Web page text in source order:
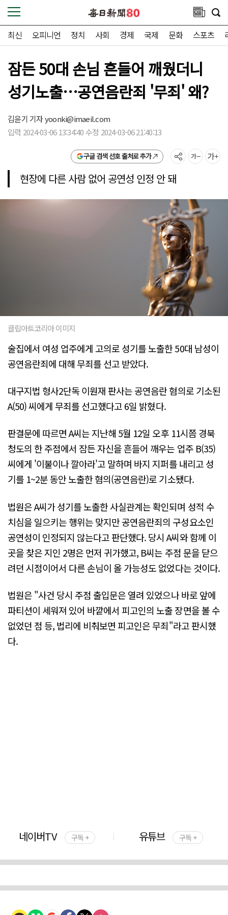
최신 오피니언 정치 사회 경제 국제 문화 스포츠
잠든 50대 손님 흔들어 깨웠더니
성기노출…공연음란죄 '무죄' 왜?
김윤기 기자yoonki@imaeil.com
입력 2024-03-06 13:34:40 수정 2024-03-06 21:40:13
구글 검색 선호 출처로 추가
현장에 다른 사람 없어 공연성 인정 안 돼
클립아트코리아 이미지
술집에서 여성 업주에게 고의로 성기를 노출한 50대 남성이
공연음란죄에 대해 무죄를 선고 받았다.
대구지법 형사2단독 이원재 판사는 공연음란 혐의로 기소된
A(50) 씨에게 무죄를 선고했다고 6일 밝혔다.
판결문에 따르면 A씨는 지난해 5월 12일 오후 11시쯤 경북
청도의 한 주점에서 잠든 자신을 흔들어 깨우는 업주 B(35)
씨에게 '이불이나 깔아라'고 말하며 바지 지퍼를 내리고 성
기를 1~2분 동안 노출한 혐의(공연음란)로 기소됐다.
법원은 A씨가 성기를 노출한 사실관계는 확인되며 성적 수
치심을 일으키는 행위는 맞지만 공연음란죄의 구성요소인
공연성이 인정되지 않는다고 판단했다. 당시 A씨와 함께 이
곳을 찾은 지인 2명은 먼저 귀가했고, B씨는 주점 문을 닫으
려던 시점이어서 다른 손님이 올 가능성도 없었다는 것이다.
법원은 "사건 당시 주점 출입문은 열려 있었으나 바로 앞에
파티션이 세워져 있어 바깥에서 피고인의 노출 장면을 볼 수
없었던 점 등, 법리에 비춰보면 피고인은 무죄"라고 판시했
다.
네이버TV 구독 + 유튜브 구독 +